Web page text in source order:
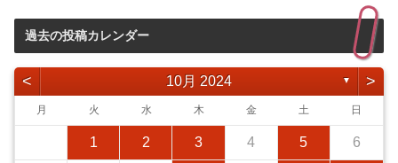
過去の投稿カレンダー
< 10月 2024 ▼ >
月 火 水 木 金 土 日
1 2 3 4 5 6